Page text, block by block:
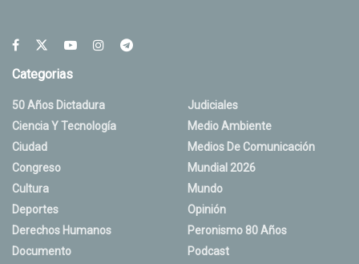
Categorias
50 Años Dictadura
Ciencia Y Tecnología
Ciudad
Congreso
Cultura
Deportes
Derechos Humanos
Documento
Judiciales
Medio Ambiente
Medios De Comunicación
Mundial 2026
Mundo
Opinión
Peronismo 80 Años
Podcast